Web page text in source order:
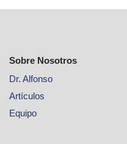
Sobre Nosotros
Dr. Alfonso
Artículos
Equipo